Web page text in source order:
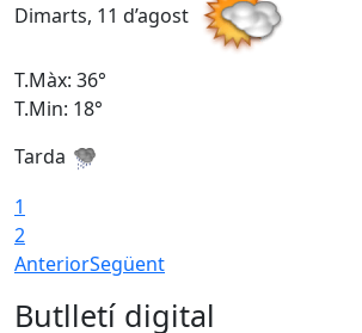
Dimarts, 11 d’agost
T.Màx: 36°
T.Min: 18°
Tarda
1
2
AnteriorSegüent
Butlletí digital